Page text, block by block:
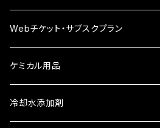
Winmax
APシリーズ
ATシリーズ①
Webチケット・サブスクプラン
ケミカル用品
Berryman
冷却水添加剤